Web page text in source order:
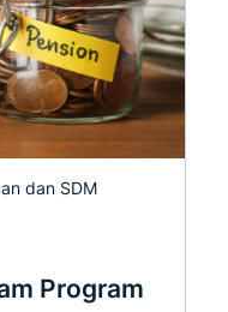
dan SDM
Program